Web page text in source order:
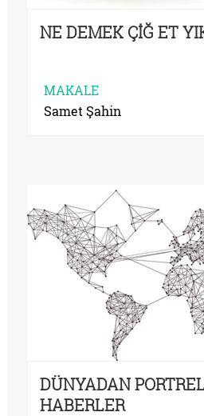
NE DEMEK ÇİĞ ET
MAKALE
Samet Şahin
DÜNYADAN
HABERLER